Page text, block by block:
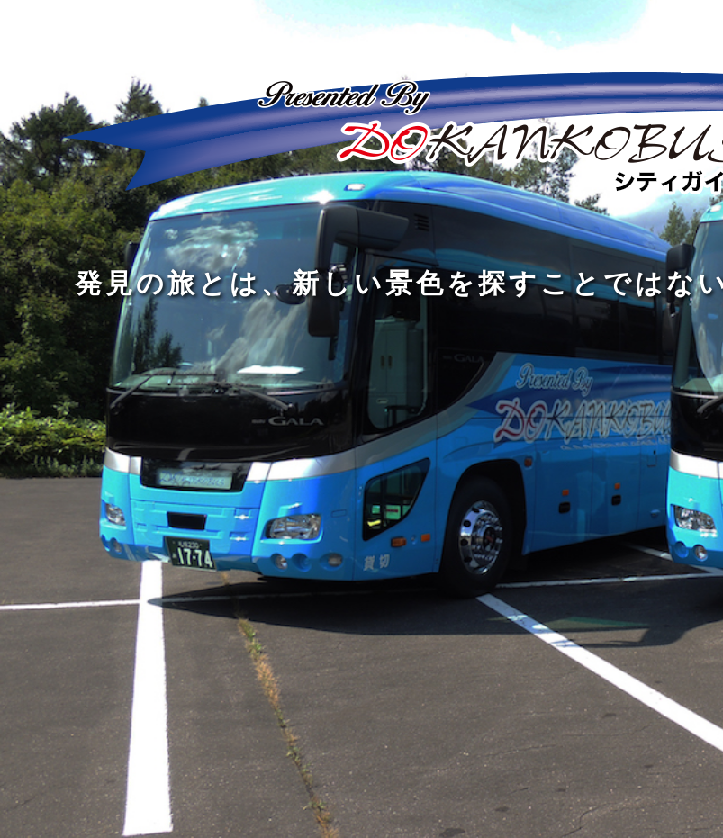
旅の過程にこそ価 値
発見の旅とは 、新しい景色を探すことでは な
人間の幅を広げるものは3つある。人と会い
私は旅をするために旅
旅の過程にこそ価 値
どんなに洗練された大人の中にも、外に出たくて
旅を するのは到着するためではなく
旅は真の知識の大き な